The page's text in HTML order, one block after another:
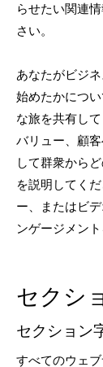
らせたい関連
さい。
あなたがビジ
始めたかにつ
な旅を共有し
バリュー、顧
して群衆から
を説明してく
ー、またはビ
ンゲージメント
セクシ
セクション
すべてのウェ